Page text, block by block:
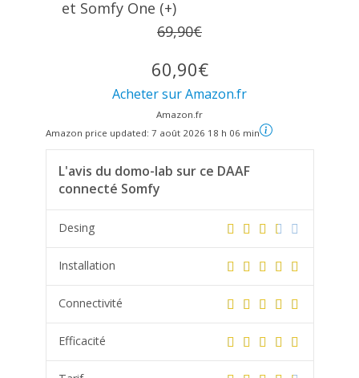
et Somfy One (+)
69,90€
60,90€
Acheter sur Amazon.fr
Amazon.fr
Amazon price updated: 7 août 2026 18 h 06 min
L'avis du domo-lab sur ce DAAF
connecté Somfy
Desing
Installation
Connectivité
Efficacité